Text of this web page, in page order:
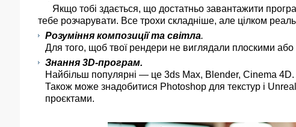
Якщо тобі здається, що достатньо завантажити
тебе розчарувати. Все трохи складніше, але цілком
Розуміння композиції та світла.
Для того, щоб твої рендери не виглядали плоскими
Знання 3D-програм.
Найбільш популярні — це 3ds Max, Blender, Cinema 4D.
Також може знадобитися Photoshop для текстур і
проєктами.